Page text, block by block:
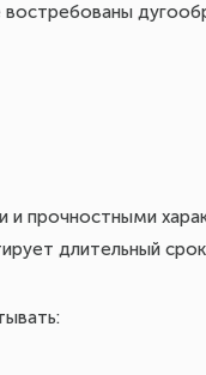
прочностными
длительный